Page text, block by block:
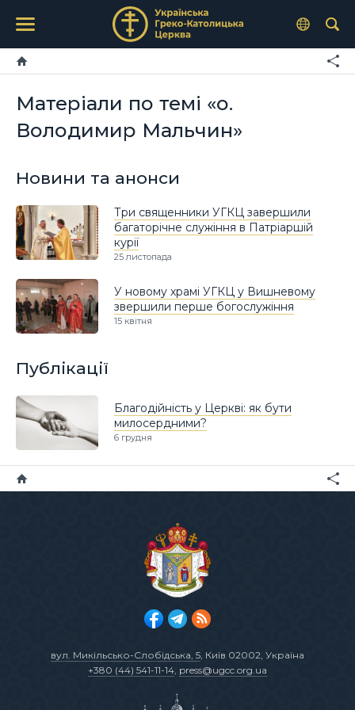
Матеріали по темі «о.
Володимир Мальчин»
Новини та анонси
Три священники УГКЦ завершили
багаторічне служіння в Патріаршій
курії
25 листопада
У новому храмі УГКЦ у Вишневому
звершили перше богослужіння
15 квітня
Публікації
Благодійність у Церкві: як бути
милосердними?
6 грудня
вул. Микільсько-Слобідська, 5, Київ 02002, Україна
+380 (44) 541-11-14, press@ugcc.org.ua